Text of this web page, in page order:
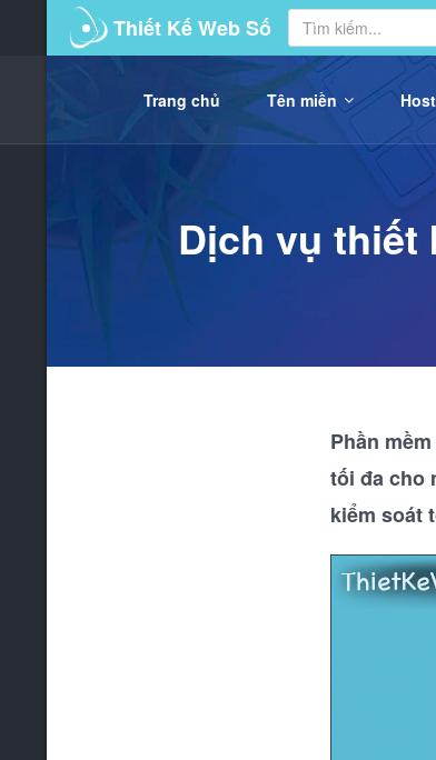
Thiết Kế Web Số
Trang chủ Tên miền
Dịch vụ thiết
Phần
tối đa cho
kiểm soát